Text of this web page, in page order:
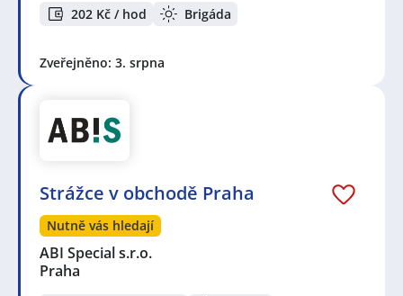
202 Kč / hod Brigáda
Zveřejněno: 3. srpna
Strážce v obchodě Praha
Nutně vás hledají
ABI Special s.r.o.
Praha